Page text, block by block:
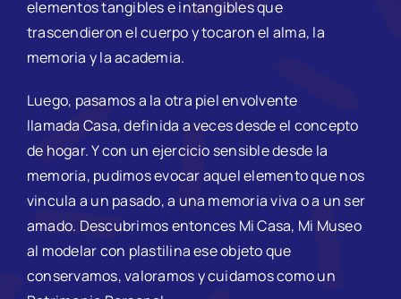
elementos tangibles e intangibles que
trascendieron el cuerpo y tocaron el alma, la
memoria y la academia.
Luego, pasamos a la otra piel envolvente
llamada Casa, definida a veces desde el concepto
de hogar. Y con un ejercicio sensible desde la
memoria, pudimos evocar aquel elemento que nos
vincula a un pasado, a una memoria viva o a un ser
amado. Descubrimos entonces Mi Casa, Mi Museo
al modelar con plastilina ese objeto que
conservamos, valoramos y cuidamos como un